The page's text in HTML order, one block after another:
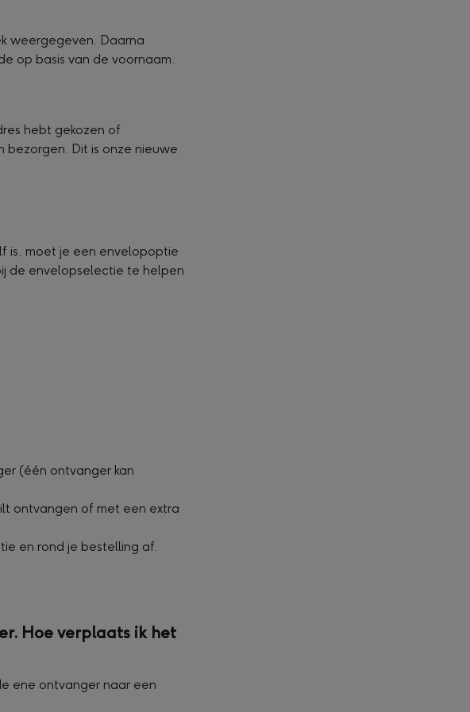
weergegeven. Daarna
op basis van de voornaam.
hebt gekozen of
Dit is onze nieuwe
is, moet je een envelopoptie
de envelopselectie te helpen
(één ontvanger kan
ontvangen of met een extra
en rond je bestelling af.
Hoe verplaats ik het
ene ontvanger naar een